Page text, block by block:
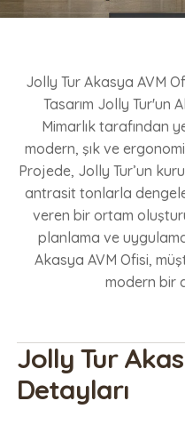
Jolly Tur Akasya AVM
Tasarım Jolly Tur'un
Mimarlık tarafından
modern, şık ve
Projede, Jolly Tur’un
antrasit tonlarla
veren bir ortam
planlama ve
Akasya AVM Ofisi,
modern bir
Jolly Tur
Detayları